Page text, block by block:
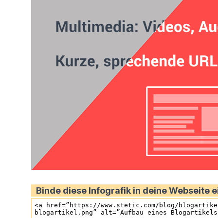
Binde diese Infografik in deine Webseite